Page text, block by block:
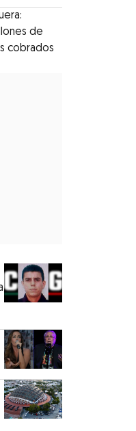
de
cobrados